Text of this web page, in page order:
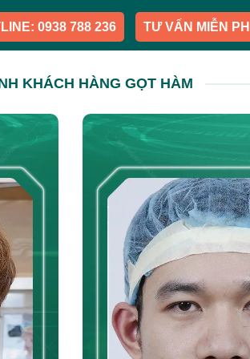
0938 788 236 TƯ VẤN MIỄN
KHÁCH HÀNG GỌT HÀM